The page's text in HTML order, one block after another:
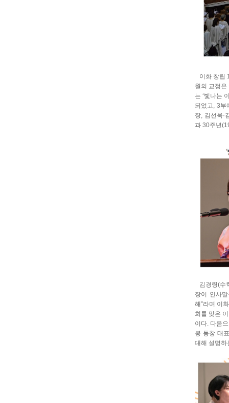
이화 창립
월의 교정
는 ‘빛나는
되었고, 3부
장, 김선욱·
과 30주년
김경령(수
장이 인사
해”라며 이
회를 맞은
이다. 다음
봉 동창 대
대해 설명하